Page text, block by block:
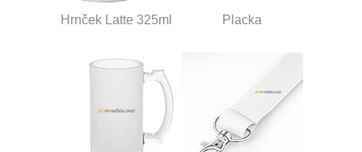
Hrnček Latte 325ml Placka